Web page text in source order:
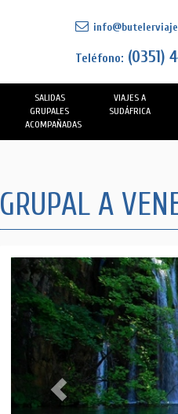
Teléfono: (0351)
SALIDAS
GRUPALES
ACOMPAÑADAS
VIAJES A
SUDÁFRICA
GRUPAL A
Previous